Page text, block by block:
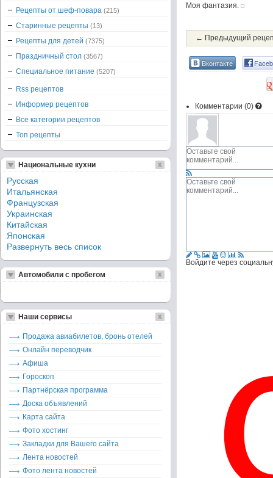
Моя фантазия.
← Предыдущий
Вконтакте
Комментарии (0)
Войдите через
Рецепты от шеф-повара (215)
Старинные рецепты (13)
Рецепты для детей (7375)
Праздничный стол (3567)
Специальное питание (5207)
Rss рецептов
Информер рецептов
Все категории рецептов
Топ рецепты
Национальные кухни
Русская
Итальянская
Французская
Украинская
Китайская
Японская
Развернуть весь список
Автомобили с пробегом
Наши сервисы
Продажа авиабилетов, бронь отелей
Онлайн переводчик
Афиша
Гороскоп
Партнёрская программа
Доска объявлений
Карта сайта
Фото хостинг
Закладки для Вашего сайта
Лента новостей
Фото лента новостей